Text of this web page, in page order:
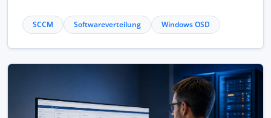
SCCM Softwareverteilung Windows OSD